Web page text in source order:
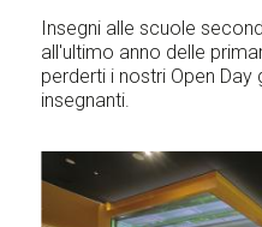
Insegni alle scuole
all'ultimo anno delle
perderti i nostri Open Day
insegnanti.